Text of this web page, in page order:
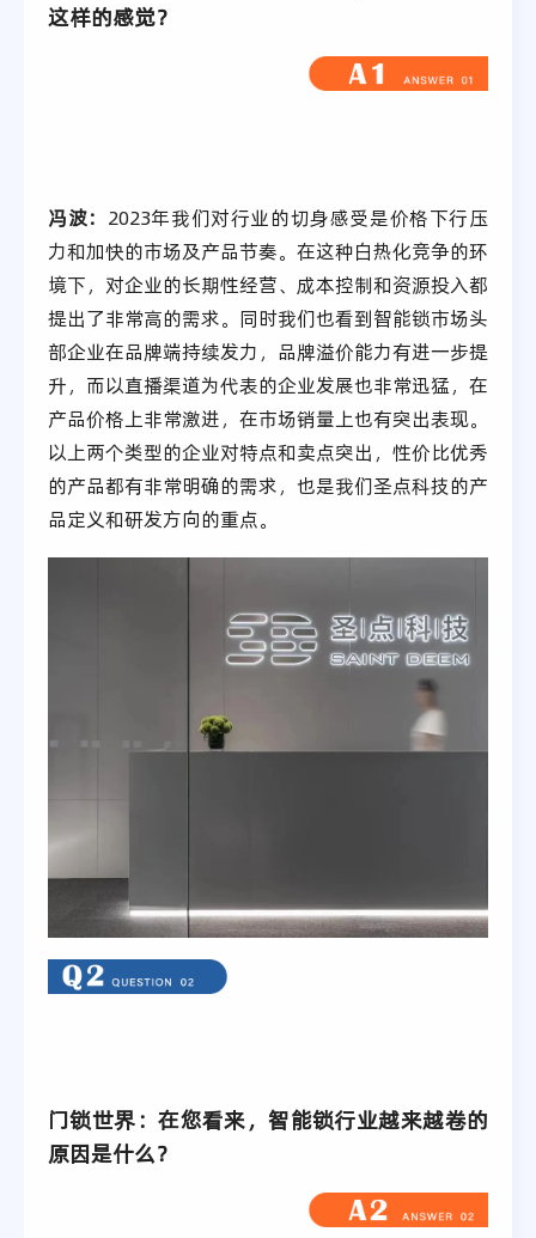
这样的感觉？
冯波： 2023年我们对行业的切身感受是价格下行压
力和加快的市场及产品节奏。在这种白热化竞争的环
境下，对企业的长期性经营、成本控制和资源投入都
提出了非常高的需求。同时我们也看到智能锁市场头
部企业在品牌端持续发力，品牌溢价能力有进一步提
升，而以直播渠道为代表的企业发展也非常迅猛，在
产品价格上非常激进，在市场销量上也有突出表现。
以上两个类型的企业对特点和卖点突出，性价比优秀
的产品都有非常明确的需求，也是我们圣点科技的产
品定义和研发方向的重点。
门锁世界：在您看来，智能锁行业越来越卷的
原因是什么？